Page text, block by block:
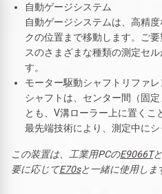
自動ゲージシステム
自動ゲージシステムは、高精
クの位置まで移動します。ご
スのさまざまな種類の測定セ
す。
モーター駆動シャフトリファ
シャフトは、センター間（固
とも、V溝ローラー上に置くこ
最先端技術により、測定中にシ
この装置は、工業用PCのE9066Tと
要に応じてE70sと一緒に使用しま